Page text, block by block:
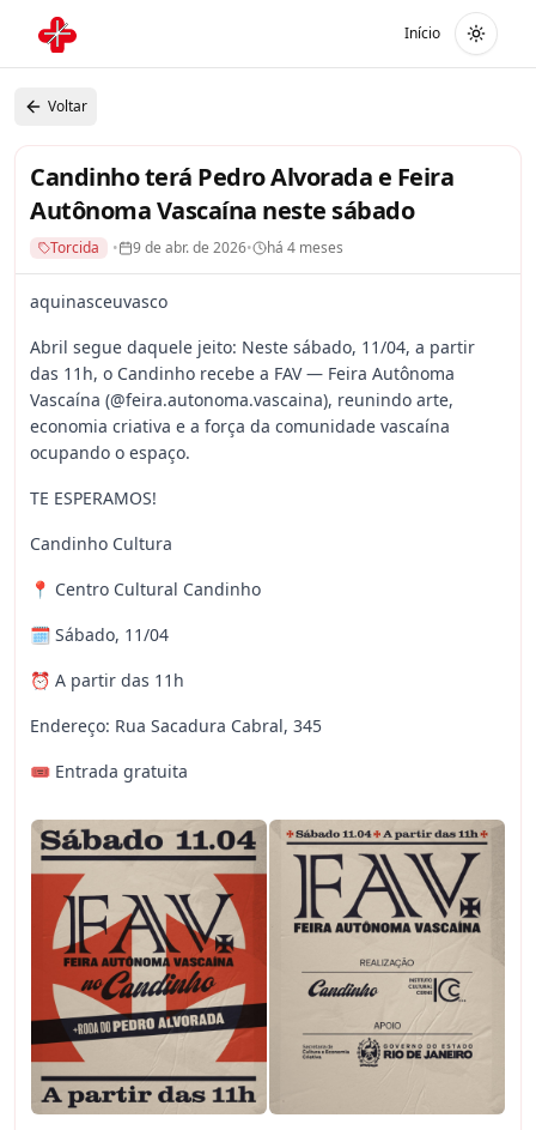
Início
Voltar
Candinho terá Pedro Alvorada e Feira
Autônoma Vascaína neste sábado
Torcida • 9 de abr. de 2026• há 4 meses
aquinasceuvasco
Abril segue daquele jeito: Neste sábado, 11/04, a partir
das 11h, o Candinho recebe a FAV — Feira Autônoma
Vascaína (@feira.autonoma.vascaina), reunindo arte,
economia criativa e a força da comunidade vascaína
ocupando o espaço.
TE ESPERAMOS!
Candinho Cultura
📍 Centro Cultural Candinho
🗓 Sábado, 11/04
⏰ A partir das 11h
Endereço: Rua Sacadura Cabral, 345
🎟 Entrada gratuita